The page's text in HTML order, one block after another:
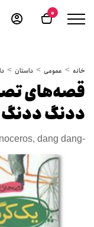
0
خانه عمومی داستان
ددنگ
dang dang-